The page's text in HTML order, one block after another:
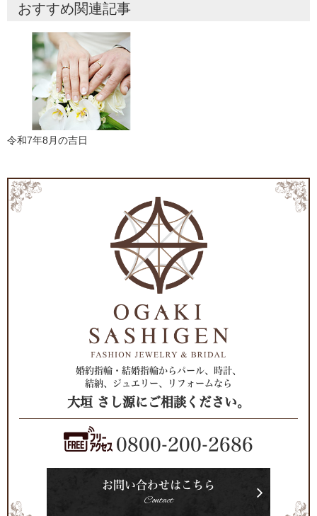
おすすめ関連記事
令和7年8月の吉日
婚約指輪・結婚指輪からパール、時計、
結納、ジュエリー、リフォームなら
大垣 さし源にご相談ください。
0800-200-2686
お問い合わせはこちら
Contact